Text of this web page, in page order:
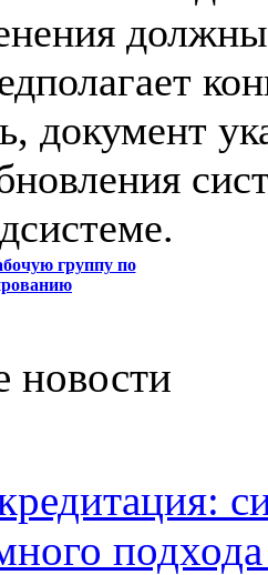
документ
группу по
новости